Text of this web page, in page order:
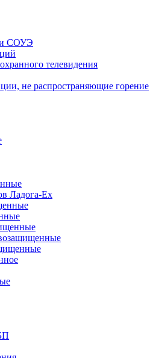
и СОУЭ
телевидения
не распространяющие горение
Ладога-Ex